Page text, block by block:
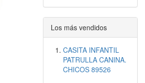
Los más vendidos
CASITA INFANTIL
PATRULLA CANINA.
CHICOS 89526